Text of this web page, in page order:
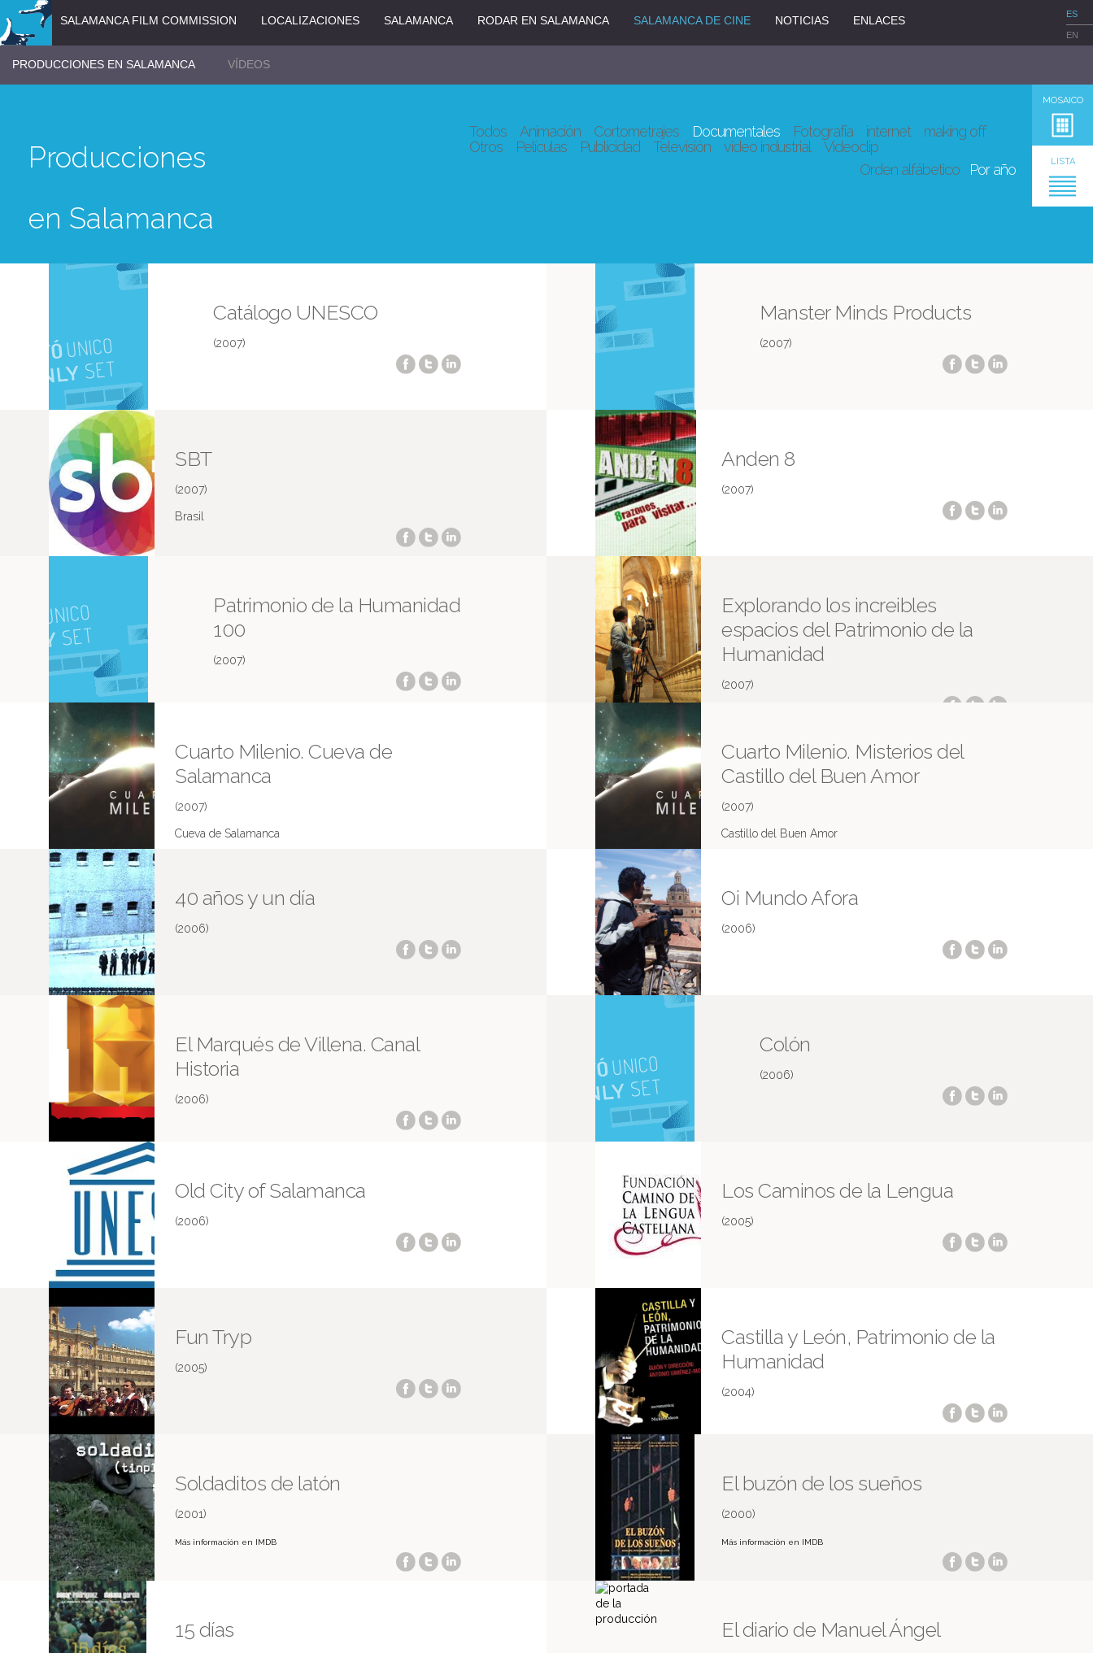
ES
EN
SALAMANCA FILM COMMISSION LOCALIZACIONES SALAMANCA RODAR EN SALAMANCA SALAMANCA DE CINE NOTICIAS ENLACES
PRODUCCIONES EN SALAMANCA VÍDEOS
MOSAICO
LISTA
Todos Animación Cortometrajes Documentales Fotografía internet
making off
Otros
Películas Publicidad Televisión vídeo industrial
Videoclip
Orden alfábetico
Por año
Producciones
en Salamanca
Catálogo UNESCO
(2007)
Manster Minds Products
(2007)
SBT
(2007)
Brasil
Anden 8
(2007)
Patrimonio de la Humanidad
100
(2007)
Explorando los increibles
espacios del Patrimonio de la
Humanidad
(2007)
Cuarto Milenio. Cueva de
Salamanca
(2007)
Cueva de Salamanca
Cuarto Milenio. Misterios del
Castillo del Buen Amor
(2007)
Castillo del Buen Amor
40 años y un día
(2006)
Oi Mundo Afora
(2006)
El Marqués de Villena. Canal
Historia
(2006)
Colón
(2006)
Old City of Salamanca
(2006)
Los Caminos de la Lengua
(2005)
Fun Tryp
(2005)
Castilla y León, Patrimonio de la
Humanidad
(2004)
Soldaditos de latón
(2001)
Más información en IMDB
El buzón de los sueños
(2000)
Más información en IMDB
15 días El diario de Manuel Ángel